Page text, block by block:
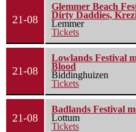
21-08
Glemmer Beach
Dirty Daddies,
Lemmer
Tickets
21-08
Lowlands Festival
Blood
Biddinghuizen
Tickets
21-08
Badlands Festival
Lottum
Tickets